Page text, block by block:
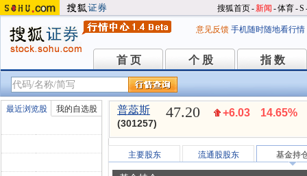
搜狐首页-新闻 -体育-S
意见反馈 手机随时随地看行情
首 页
首 页 个 股
个 股 指 数
指 数
最近浏览股 我的自选股 普蕊斯
(301257)
47.20 +6.03 14.65%
主要股东 流通股股东 基金持